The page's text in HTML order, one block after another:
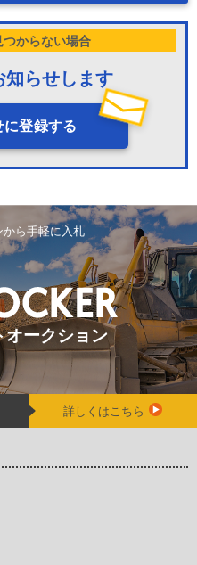
からない場合
らせします
登録する
ら手軽に入札
ークション
詳しくはこちら